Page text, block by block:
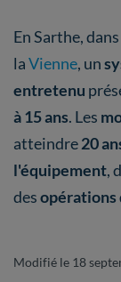
En Sarthe,
laVienne, un
entretenu
à 15 ans. Les
atteindre20
l'équipement,
desopérations
Modifié le 18